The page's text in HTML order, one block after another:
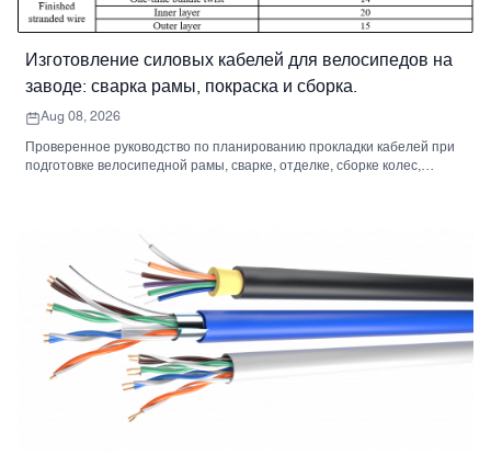
Изготовление силовых кабелей для велосипедов на
заводе: сварка рамы, покраска и сборка.
Aug 08, 2026
Проверенное руководство по планированию прокладки кабелей при
подготовке велосипедной рамы, сварке, отделке, сборке колес,